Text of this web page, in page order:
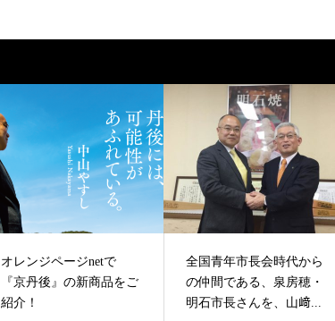
オレンジページnetで
『京丹後』の新商品をご
紹介！
全国青年市長会時代から
の仲間である、泉房穂・
明石市長さんを、山﨑...